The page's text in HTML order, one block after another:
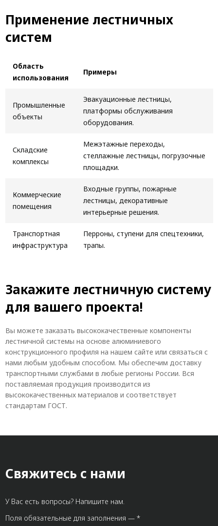
Применение лестничных
систем
Область
использования
Примеры
Промышленные
объекты
Эвакуационные лестницы,
платформы обслуживания
оборудования.
Складские
комплексы
Межэтажные переходы,
стеллажные лестницы, погрузочные
площадки.
Коммерческие
помещения
Входные группы, пожарные
лестницы, декоративные
интерьерные решения.
Транспортная
инфраструктура
Перроны, ступени для спецтехники,
трапы.
Закажите лестничную систему
для вашего проекта!
Вы можете заказать высококачественные компоненты
лестничной системы на основе алюминиевого
конструкционного профиля на нашем сайте или связаться с
нами любым удобным способом. Мы обеспечим доставку
транспортными службами в любые регионы России. Вся
поставляемая продукция производится из
высококачественных материалов и соответствует
стандартам ГОСТ.
Свяжитесь с нами
У Вас есть вопросы? Напишите нам.
Поля обязательные для заполнения — *